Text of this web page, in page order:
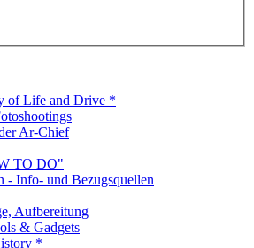
of Life and Drive *
Ar-Chief
TO DO"
- Info- und Bezugsquellen
Aufbereitung
& Gadgets
*